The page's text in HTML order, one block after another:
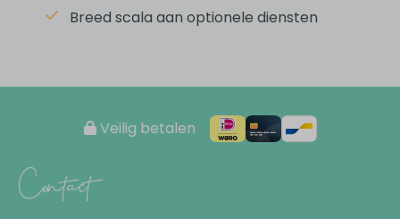
Pannen
Eettafel
Breed scala aan optionele diensten
Veilig betalen
Contact